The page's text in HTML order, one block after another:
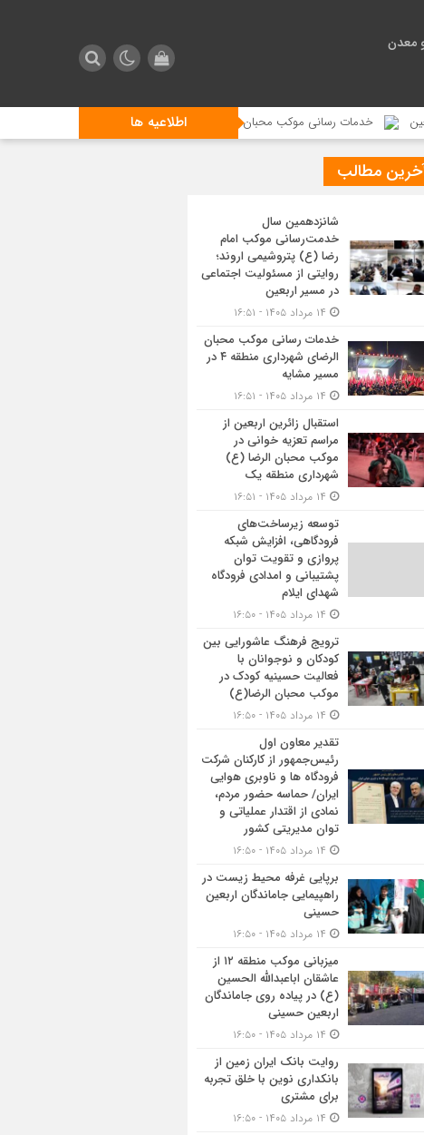
معدن
اطلاعیه هارسانی موکب محبان الرضای شهرداری منطقه ۴ در مسیر مشایه
مطالب
شانزدهمین سال
خدمت‌رسانی موکب امام
رضا (ع) پتروشیمی اروند؛
روایتی از مسئولیت اجتماعی
در مسیر اربعین
خدمات رسانی موکب محبان
الرضای شهرداری منطقه ۴ در
مسیر مشایه
استقبال زائرین اربعین از
مراسم تعزیه خوانی در
موکب محبان الرضا (ع)
شهرداری منطقه یک
توسعه زیرساخت‌های
فرودگاهی، افزایش شبکه
پروازی و تقویت توان
پشتیبانی و امدادی فرودگاه
شهدای ایلام
ترویج فرهنگ عاشورایی بین
کودکان و نوجوانان با
فعالیت حسینیه کودک در
موکب محبان الرضا(ع)
تقدیر معاون اول
رئیس‌جمهور از کارکنان شرکت
فرودگاه ها و ناوبری هوایی
ایران/ حماسه حضور مردم،
نمادی از اقتدار عملیاتی و
توان مدیریتی کشور
برپایی غرفه محیط زیست در
راهپیمایی جاماندگان اربعین
حسینی
میزبانی موکب منطقه ۱۲ از
عاشقان اباعبدالله الحسین
(ع) در پیاده روی جاماندگان
اربعین حسینی
روایت بانک ایران زمین از
بانکداری نوین با خلق تجربه
برای مشتری